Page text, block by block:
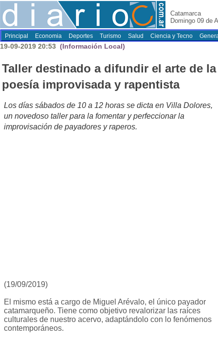
Catamarca
Domingo 09 de
Principal Economia Deportes Turismo Salud Ciencia y Tecno
19-09-2019 20:53 (Información Local)
Taller destinado a difundir el arte de la
poesía improvisada y rapentista
Los días sábados de 10 a 12 horas se dicta en Villa Dolores,
un novedoso taller para la fomentar y perfeccionar la
improvisación de payadores y raperos.
(19/09/2019)
El mismo está a cargo de Miguel Arévalo, el único payador
catamarqueño. Tiene como objetivo revalorizar las raíces
culturales de nuestro acervo, adaptándolo con lo fenómenos
contemporáneos.